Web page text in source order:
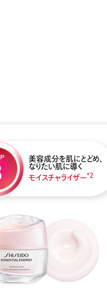
美容成分を肌にとどめ、
なりたい肌に導く
モイスチャライザー*2